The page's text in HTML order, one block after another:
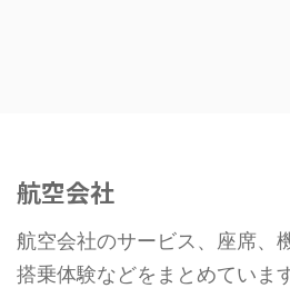
航空会社
航空会社のサービス、座席、
搭乗体験などをまとめていま